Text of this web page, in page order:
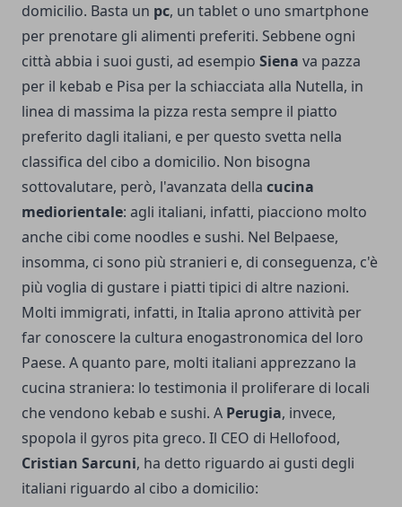
domicilio. Basta un pc, un tablet o uno smartphone
per prenotare gli alimenti preferiti. Sebbene ogni
città abbia i suoi gusti, ad esempio Siena va pazza
per il kebab e Pisa per la schiacciata alla Nutella, in
linea di massima la pizza resta sempre il piatto
preferito dagli italiani, e per questo svetta nella
classifica del cibo a domicilio. Non bisogna
sottovalutare, però, l'avanzata della cucina
mediorientale: agli italiani, infatti, piacciono molto
anche cibi come noodles e sushi. Nel Belpaese,
insomma, ci sono più stranieri e, di conseguenza, c'è
più voglia di gustare i piatti tipici di altre nazioni.
Molti immigrati, infatti, in Italia aprono attività per
far conoscere la cultura enogastronomica del loro
Paese. A quanto pare, molti italiani apprezzano la
cucina straniera: lo testimonia il proliferare di locali
che vendono kebab e sushi. A Perugia, invece,
spopola il gyros pita greco. Il CEO di Hellofood,
Cristian Sarcuni, ha detto riguardo ai gusti degli
italiani riguardo al cibo a domicilio: